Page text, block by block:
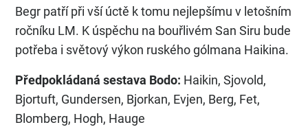
Begr patří při vší úctě k tomu nejlepšímu v letošním
ročníku LM. K úspěchu na bouřlivém San Siru bude
potřeba i světový výkon ruského gólmana Haikina.
Předpokládaná sestava Bodo: Haikin, Sjovold,
Bjortuft, Gundersen, Bjorkan, Evjen, Berg, Fet,
Blomberg, Hogh, Hauge